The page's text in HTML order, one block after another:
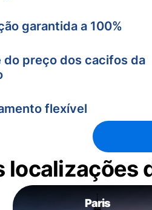
garantida a 100%
do preço dos cacifos da
flexível
localizações
Paris